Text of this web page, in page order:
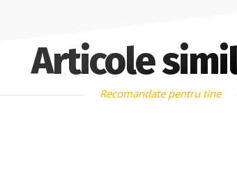
Articole
Recomandate pentru tine